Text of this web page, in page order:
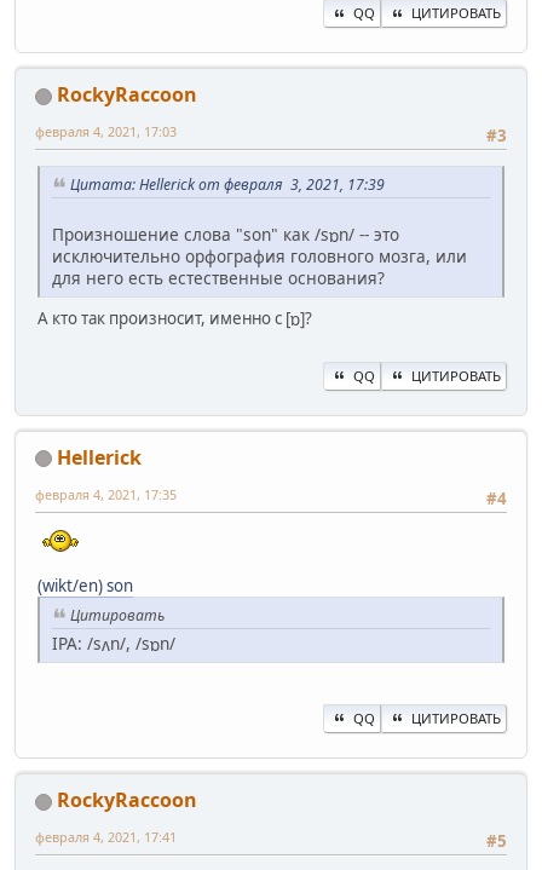
QQ ЦИТИРОВАТЬ
RockyRaccoon
#3
февраля 4, 2021, 17:03
Цитата: Hellerick от февраля 3, 2021, 17:39
Произношение слова "son" как /sɒn/ -- это
исключительно орфография головного мозга, или
для него есть естественные основания?
А кто так произносит, именно с [ɒ]?
QQ ЦИТИРОВАТЬ
Hellerick
#4
февраля 4, 2021, 17:35
(wikt/en) son
Цитировать
IPA: /sʌn/, /sɒn/
QQ ЦИТИРОВАТЬ
RockyRaccoon
#5
февраля 4, 2021, 17:41